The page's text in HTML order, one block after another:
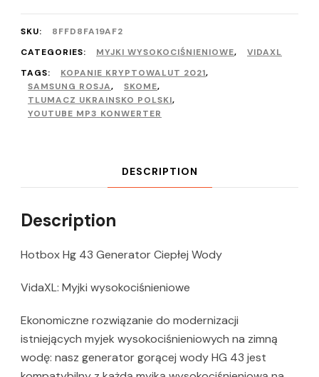
SKU:
8FFD8FA19AF2
CATEGORIES:
MYJKI WYSOKOCIŚNIENIOWE,
VIDAXL
TAGS:
KOPANIE KRYPTOWALUT 2021,
SAMSUNG ROSJA, SKOME,
TLUMACZ UKRAINSKO POLSKI,
YOUTUBE MP3 KONWERTER
DESCRIPTION
Description
Hotbox Hg 43 Generator Ciepłej Wody
VidaXL: Myjki wysokociśnieniowe
Ekonomiczne rozwiązanie do modernizacji
istniejących myjek wysokociśnieniowych na zimną
wodę: nasz generator gorącej wody HG 43 jest